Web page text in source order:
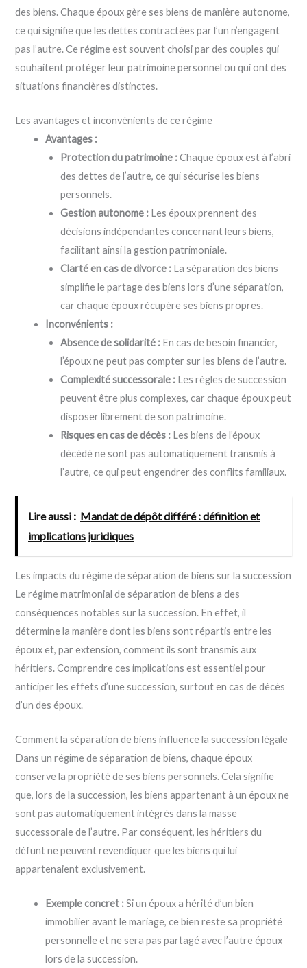
des biens. Chaque époux gère ses biens de manière autonome,
ce qui signifie que les dettes contractées par l’un n’engagent
pas l’autre. Ce régime est souvent choisi par des couples qui
souhaitent protéger leur patrimoine personnel ou qui ont des
situations financières distinctes.
Les avantages et inconvénients de ce régime
Avantages :
Protection du patrimoine :Chaque époux est à l’abri
des dettes de l’autre, ce qui sécurise les biens
personnels.
Gestion autonome : Les époux prennent des
décisions indépendantes concernant leurs biens,
facilitant ainsi la gestion patrimoniale.
Clarté en cas de divorce : La séparation des biens
simplifie le partage des biens lors d’une séparation,
car chaque époux récupère ses biens propres.
Inconvénients :
Absence de solidarité : En cas de besoin financier,
l’époux ne peut pas compter sur les biens de l’autre.
Complexité successorale : Les règles de succession
peuvent être plus complexes, car chaque époux peut
disposer librement de son patrimoine.
Risques en cas de décès : Les biens de l’époux
décédé ne sont pas automatiquement transmis à
l’autre, ce qui peut engendrer des conflits familiaux.
Lire aussi : Mandat de dépôt différé : définition et
implications juridiques
Les impacts du régime de séparation de biens sur la succession
Le régime matrimonial de séparation de biens a des
conséquences notables sur la succession. En effet, il
détermine la manière dont les biens sont répartis entre les
époux et, par extension, comment ils sont transmis aux
héritiers. Comprendre ces implications est essentiel pour
anticiper les effets d’une succession, surtout en cas de décès
d’un des époux.
Comment la séparation de biens influence la succession légale
Dans un régime de séparation de biens, chaque époux
conserve la propriété de ses biens personnels. Cela signifie
que, lors de la succession, les biens appartenant à un époux ne
sont pas automatiquement intégrés dans la masse
successorale de l’autre. Par conséquent, les héritiers du
défunt ne peuvent revendiquer que les biens qui lui
appartenaient exclusivement.
Exemple concret :Si un époux a hérité d’un bien
immobilier avant le mariage, ce bien reste sa propriété
personnelle et ne sera pas partagé avec l’autre époux
lors de la succession.